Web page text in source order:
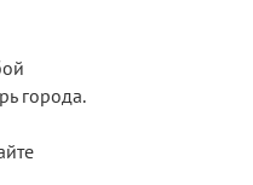
города.